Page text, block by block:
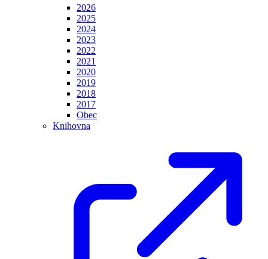
2026
2025
2024
2023
2022
2021
2020
2019
2018
2017
Obec
Knihovna